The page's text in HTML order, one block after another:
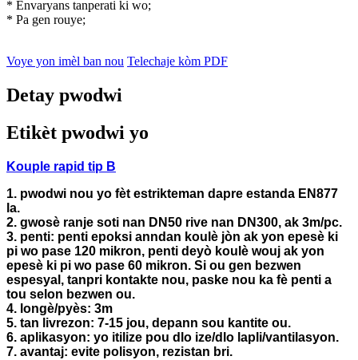
* Envaryans tanperati ki wo;
* Pa gen rouye;
Voye yon imèl ban nou Telechaje kòm PDF
Detay pwodwi
Etikèt pwodwi yo
Kouple rapid tip B
1. pwodwi nou yo fèt estrikteman dapre estanda EN877
la.
2. gwosè ranje soti nan DN50 rive nan DN300, ak 3m/pc.
3. penti: penti epoksi anndan koulè jòn ak yon epesè ki
pi wo pase 120 mikron, penti deyò koulè wouj ak yon
epesè ki pi wo pase 60 mikron. Si ou gen bezwen
espesyal, tanpri kontakte nou, paske nou ka fè penti a
tou selon bezwen ou.
4. longè/pyès: 3m
5. tan livrezon: 7-15 jou, depann sou kantite ou.
6. aplikasyon: yo itilize pou dlo ize/dlo lapli/vantilasyon.
7. avantaj: evite polisyon, rezistan bri.